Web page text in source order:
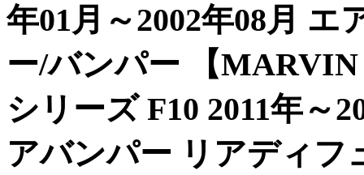
年01月～2002年08月
ー/バンパー 【
シリーズ F10 2011年～
アバンパー リアディフ